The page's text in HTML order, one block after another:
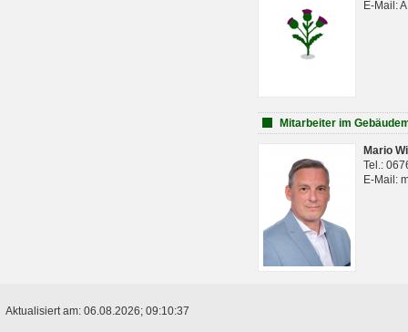
E-Mail:
Mitarbeiter im
Mario
Tel.:
E-Mail:
Aktualisiert am: 06.08.2026; 09:10:37